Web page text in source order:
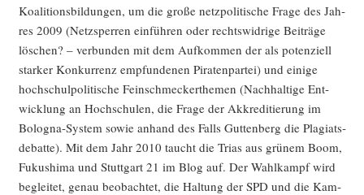
Koali­ti­ons­bil­dun­gen, um die gro­ße netz­po­li­ti­sche Fra­ge des Jah­
res 2009 (Netz­sper­ren ein­füh­ren oder rechts­wid­ri­ge Bei­trä­ge
löschen? – ver­bun­den mit dem Auf­kom­men der als poten­zi­ell
star­ker Kon­kur­renz emp­fun­de­nen Pira­ten­par­tei) und eini­ge
hoch­schul­po­li­ti­sche Fein­schme­cker­the­men (Nach­hal­ti­ge Ent­
wick­lung an Hoch­schu­len, die Fra­ge der Akkre­di­tie­rung im
Bolo­gna-Sys­tem sowie anhand des Falls Gut­ten­berg die Pla­gi­ats­
de­bat­te). Mit dem Jahr 2010 taucht die Tri­as aus grü­nem Boom,
Fuku­shi­ma und Stutt­gart 21 im Blog auf. Der Wahl­kampf wird
beglei­tet, genau beob­ach­tet, die Hal­tung der SPD und die Kam­